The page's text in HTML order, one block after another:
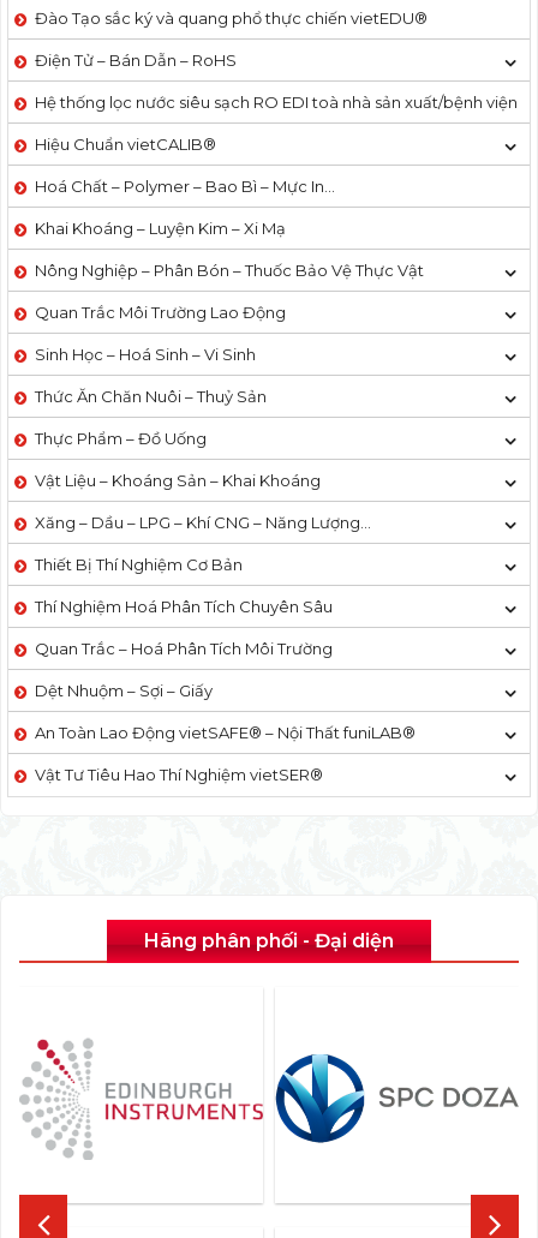
Đào Tạo sắc ký và quang phổ thực chiến vietEDU®
Điện Tử – Bán Dẫn – RoHS
Hệ thống lọc nước siêu sạch RO EDI​​ toà nhà sản xuất/bệnh viện
Hiệu Chuẩn vietCALIB®
Hoá Chất – Polymer – Bao Bì – Mực In…
Khai Khoáng – Luyện Kim – Xi Mạ
Nông Nghiệp – Phân Bón – Thuốc Bảo Vệ Thực Vật
Quan Trắc Môi Trường Lao Động
Sinh Học – Hoá Sinh – Vi Sinh
Thức Ăn Chăn Nuôi – Thuỷ Sản
Thực Phẩm – Đồ Uống
Vật Liệu – Khoáng Sản – Khai Khoáng
Xăng – Dầu – LPG – Khí CNG – Năng Lượng…
Thiết Bị Thí Nghiệm Cơ Bản
Thí Nghiệm Hoá Phân Tích Chuyên Sâu
Quan Trắc – Hoá Phân Tích Môi Trường
Dệt Nhuộm – Sợi – Giấy
An Toàn Lao Động vietSAFE® – Nội Thất funiLAB®
Vật Tư Tiêu Hao Thí Nghiệm vietSER®
Hãng phân phối - Đại diện